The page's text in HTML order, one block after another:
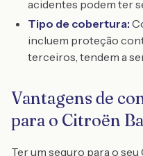
acidentes podem ter
Tipo de cobertura:
incluem proteção
terceiros, tendem a
Vantagens de
para o Citroën
Ter um seguro para o